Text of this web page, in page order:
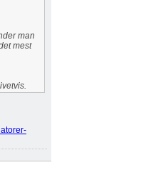
man
mest